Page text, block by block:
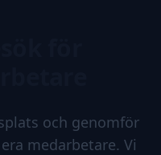
och genomför
medarbetare. Vi